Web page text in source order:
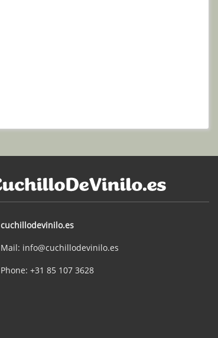
cuchillodevinilo.es
Mail: info@cuchillodevinilo.es
Phone: +31 85 107 3628